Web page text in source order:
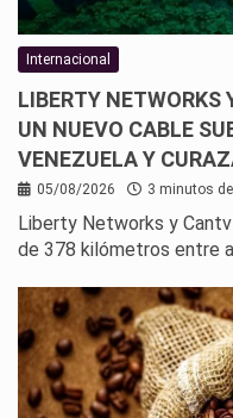
Internacional
LIBERTY
UN NUEVO CABLE
VENEZUELA Y
05/08/2026 3 minutos
Liberty Networks y
de 378 kilómetros entre